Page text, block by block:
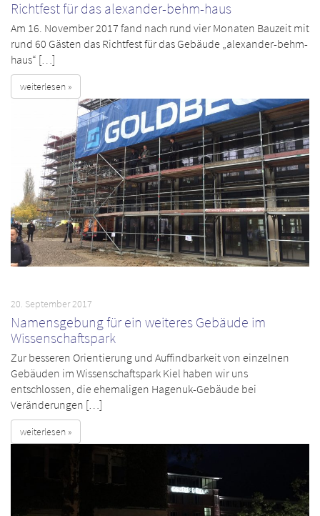
Richtfest für das alexander-behm-haus
Am 16. November 2017 fand nach rund vier Monaten Bauzeit mit
rund 60 Gästen das Richtfest für das Gebäude „alexander-behm-
haus“ […]
weiterlesen »
20. September 2017
Namensgebung für ein weiteres Gebäude im
Wissenschaftspark
Zur besseren Orientierung und Auffindbarkeit von einzelnen
Gebäuden im Wissenschaftspark Kiel haben wir uns
entschlossen, die ehemaligen Hagenuk-Gebäude bei
Veränderungen […]
weiterlesen »